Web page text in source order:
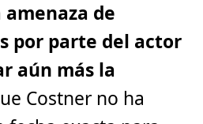
de
por parte del actor
aún más la
Costner no ha